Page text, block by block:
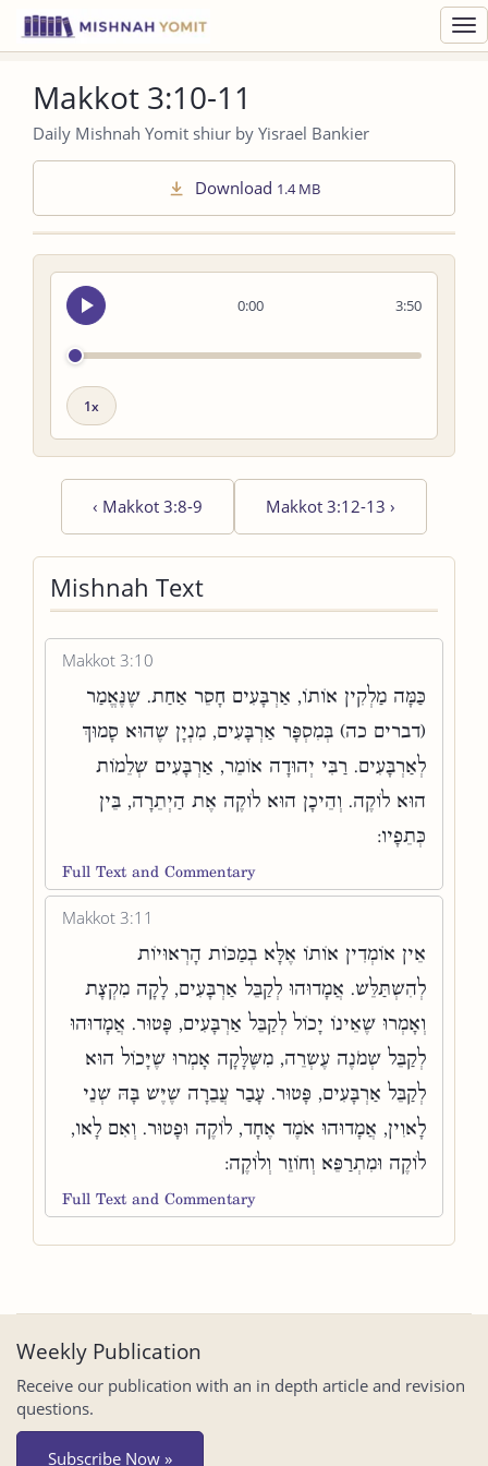
Makkot 3:10-11
Daily Mishnah Yomit shiur by Yisrael Bankier
Download 1.4 MB
0:00
Seek
audio
3:50
Playback
‹ Makkot 3:8-9 Makkot 3:12-13 ›
Mishnah Text
Makkot 3:10
כַּמָּה מַלְקִין אוֹתוֹ, אַרְבָּעִים חָסֵר אַחַת. שֶׁנֶּאֱמַר
(דברים כה) בְּמִסְפָּר אַרְבָּעִים, מִנְיָן שֶׁהוּא סָמוּךְ
לְאַרְבָּעִים. רַבִּי יְהוּדָה אוֹמֵר, אַרְבָּעִים שְׁלֵמוֹת
הוּא לוֹקֶה. וְהֵיכָן הוּא לוֹקֶה אֶת הַיְתֵרָה, בֵּין
כְּתֵפָיו:
Full Text and Commentary
Makkot 3:11
אֵין אוֹמְדִין אוֹתוֹ אֶלָּא בְמַכּוֹת הָרְאוּיוֹת
לְהִשְׁתַּלֵּשׁ. אֲמָדוּהוּ לְקַבֵּל אַרְבָּעִים, לָקָה מִקְצָת
וְאָמְרוּ שֶׁאֵינוֹ יָכוֹל לְקַבֵּל אַרְבָּעִים, פָּטוּר. אֲמָדוּהוּ
לְקַבֵּל שְׁמֹנֶה עֶשְׂרֵה, מִשֶּׁלָּקָה אָמְרוּ שֶׁיָּכוֹל הוּא
לְקַבֵּל אַרְבָּעִים, פָּטוּר. עָבַר עֲבֵרָה שֶׁיֶּשׁ בָּהּ שְׁנֵי
לָאוִין, אֲמָדוּהוּ אֹמֶד אֶחָד, לוֹקֶה וּפָטוּר. וְאִם לָאו,
לוֹקֶה וּמִתְרַפֵּא וְחוֹזֵר וְלוֹקֶה:
Full Text and Commentary
Weekly Publication
Receive our publication with an in depth article and revision
questions.
Subscribe Now »